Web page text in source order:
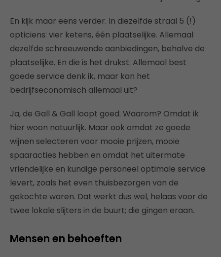
En kijk maar eens verder. In diezelfde straal 5 (!)
opticiens: vier ketens, één plaatselijke. Allemaal
dezelfde schreeuwende aanbiedingen, behalve de
plaatselijke. En die is het drukst. Allemaal best
goede service denk ik, maar kan het
bedrijfseconomisch allemaal uit?
Ja, de Gall & Gall loopt goed. Waarom? Omdat ik
hier woon natuurlijk. Maar ook omdat ze goede
wijnen selecteren voor mooie prijzen, mooie
spaaracties hebben en omdat het uitermate
vriendelijke en kundige personeel optimale service
levert, zoals het even thuisbezorgen van de
gekochte waren. Dat werkt dus wel, helaas voor de
twee lokale slijters in de buurt; die gingen eraan.
Mensen en behoeften